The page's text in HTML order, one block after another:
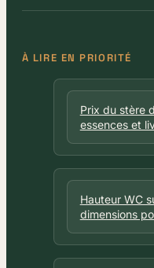
À LIRE EN PRIORITÉ
Prix du stère
essences et
Hauteur WC
dimensions